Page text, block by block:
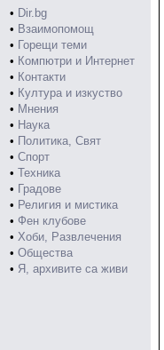
• Dir.bg
• Взаимопомощ
• Горещи теми
• Компютри и Интернет
• Контакти
• Култура и изкуство
• Мнения
• Наука
• Политика, Свят
• Спорт
• Техника
• Градове
• Религия и мистика
• Фен клубове
• Хоби, Развлечения
• Общества
• Я, архивите са живи